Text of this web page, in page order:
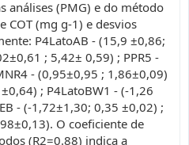
análises (PMG) e do método
COT (mg g-1) e desvios
P4LatoAB - (15,9 ±0,86;
; 5,42± 0,59) ; PPR5 -
- (0,95±0,95 ; 1,86±0,09)
; P4LatoBW1 - (-1,26
- (-1,72±1,30; 0,35 ±0,02) ;
O coeficiente de
(R2=0.88) indica a